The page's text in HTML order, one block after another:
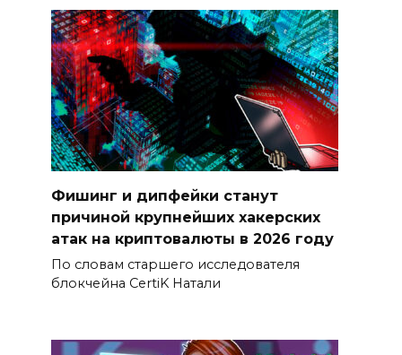
Фишинг и дипфейки станут
причиной крупнейших хакерских
атак на криптовалюты в 2026 году
По словам старшего исследователя
блокчейна CertiK Натали